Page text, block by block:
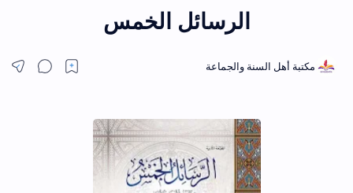
الرسائل الخمس